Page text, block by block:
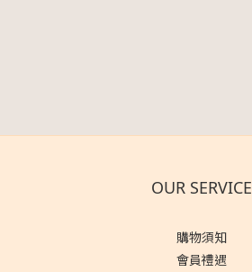
OUR SERVICE
購物須知
會員禮遇